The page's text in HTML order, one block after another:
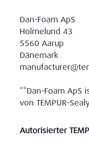
Dan-Foam ApS
Holmelund 43
5560 Aarup
Dänemark
**Dan-Foam ApS
von TEMPUR-
Autorisierter